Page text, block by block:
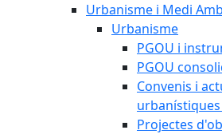
Urbanisme i Medi
Urbanisme
PGOU i
PGOU
Convenis i
Projectes